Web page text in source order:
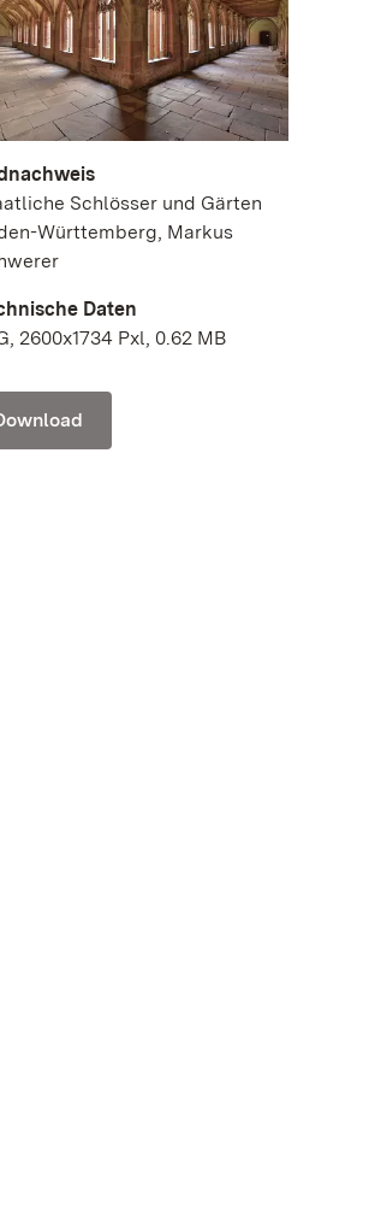
Schlösser und Gärten
Württemberg, Markus
Daten
2600x1734 Pxl, 0.62 MB